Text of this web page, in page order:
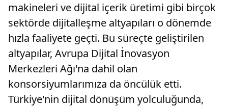
makineleri ve dijital içerik üretimi gibi birçok
sektörde dijitalleşme altyapıları o dönemde
hızla faaliyete geçti. Bu süreçte geliştirilen
altyapılar, Avrupa Dijital İnovasyon
Merkezleri Ağı'na dahil olan
konsorsiyumlarımıza da öncülük etti.
Türkiye'nin dijital dönüşüm yolculuğunda,